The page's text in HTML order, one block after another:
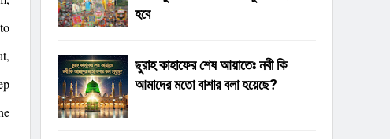
হবে
ছুরাহ কাহাফের শেষ আয়াতেঃ নবী কি
আমাদের মতো বাশার বলা হয়েছে?